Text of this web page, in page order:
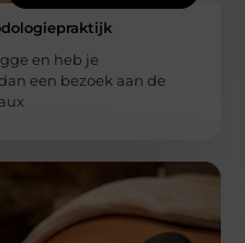
en heb je
een bezoek aan de